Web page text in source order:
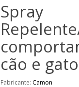
Spray
cão e
Fabricante: Camon